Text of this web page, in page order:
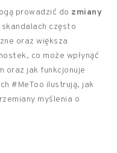
prowadzić do zmiany
często
oraz większa
co może wpłynąć
oraz jak funkcjonuje
#MeToo ilustrują, jak
myślenia o